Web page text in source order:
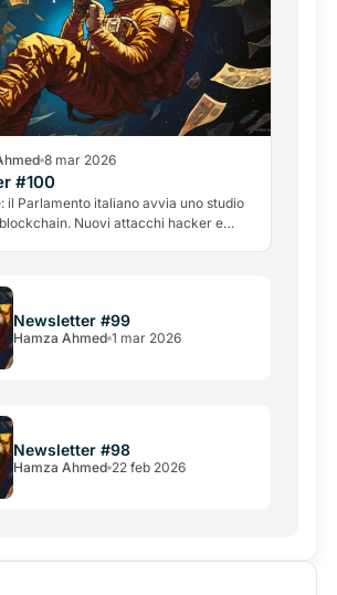
8 mar 2026
#100
il Parlamento italiano avvia uno studio
Nuovi attacchi hacker e
Newsletter #99
Hamza Ahmed 1 mar 2026
Newsletter #98
Hamza Ahmed 22 feb 2026